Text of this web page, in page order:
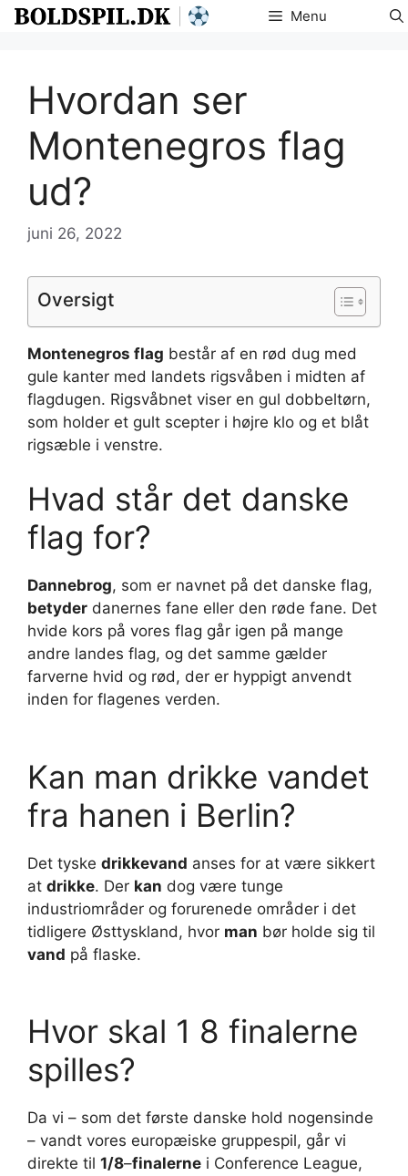
Hop
Menu
Hvordan ser
Montenegros flag
ud?
juni 26, 2022
Oversigt
Montenegros flag består af en rød dug med
gule kanter med landets rigsvåben i midten af
flagdugen. Rigsvåbnet viser en gul dobbeltørn,
som holder et gult scepter i højre klo og et blåt
rigsæble i venstre.
Hvad står det danske
flag for?
Dannebrog, som er navnet på det danske flag,
betyder danernes fane eller den røde fane. Det
hvide kors på vores flag går igen på mange
andre landes flag, og det samme gælder
farverne hvid og rød, der er hyppigt anvendt
inden for flagenes verden.
Kan man drikke vandet
fra hanen i Berlin?
Det tyske drikkevand anses for at være sikkert
at drikke. Der kan dog være tunge
industriområder og forurenede områder i det
tidligere Østtyskland, hvor man bør holde sig til
vand på flaske.
Hvor skal 1 8 finalerne
spilles?
Da vi – som det første danske hold nogensinde
– vandt vores europæiske gruppespil, går vi
direkte til 1/8–finalerne i Conference League,